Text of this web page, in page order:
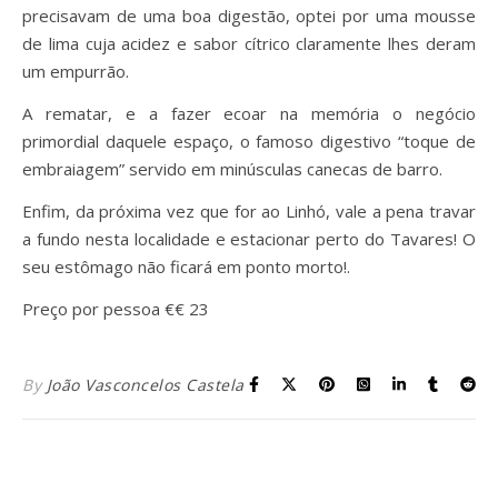
precisavam de uma boa digestão, optei por uma mousse
de lima cuja acidez e sabor cítrico claramente lhes deram
um empurrão.
A rematar, e a fazer ecoar na memória o negócio
primordial daquele espaço, o famoso digestivo “toque de
embraiagem” servido em minúsculas canecas de barro.
Enfim, da próxima vez que for ao Linhó, vale a pena travar
a fundo nesta localidade e estacionar perto do Tavares! O
seu estômago não ficará em ponto morto!.
Preço por pessoa €€ 23
By João Vasconcelos Castela